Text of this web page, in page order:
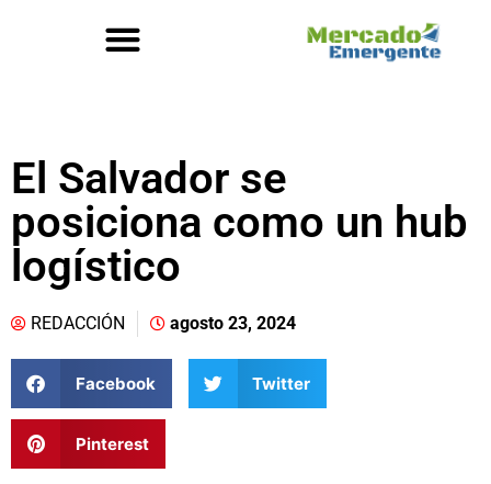
El Salvador se
posiciona como un hub
logístico
REDACCIÓN agosto 23, 2024
Facebook Twitter
Pinterest